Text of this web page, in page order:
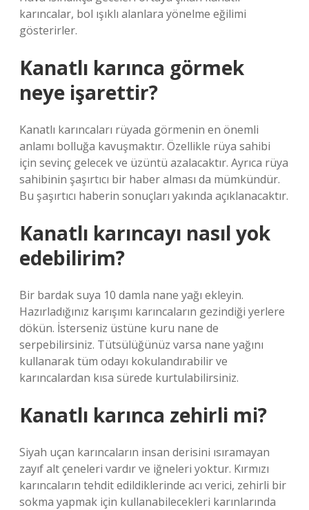
karıncalar, bol ışıklı alanlara yönelme eğilimi
gösterirler.
Kanatlı karınca görmek
neye işarettir?
Kanatlı karıncaları rüyada görmenin en önemli
anlamı bolluğa kavuşmaktır. Özellikle rüya sahibi
için sevinç gelecek ve üzüntü azalacaktır. Ayrıca rüya
sahibinin şaşırtıcı bir haber alması da mümkündür.
Bu şaşırtıcı haberin sonuçları yakında açıklanacaktır.
Kanatlı karıncayı nasıl yok
edebilirim?
Bir bardak suya 10 damla nane yağı ekleyin.
Hazırladığınız karışımı karıncaların gezindiği yerlere
dökün. İsterseniz üstüne kuru nane de
serpebilirsiniz. Tütsülüğünüz varsa nane yağını
kullanarak tüm odayı kokulandırabilir ve
karıncalardan kısa sürede kurtulabilirsiniz.
Kanatlı karınca zehirli mi?
Siyah uçan karıncaların insan derisini ısıramayan
zayıf alt çeneleri vardır ve iğneleri yoktur. Kırmızı
karıncaların tehdit edildiklerinde acı verici, zehirli bir
sokma yapmak için kullanabilecekleri karınlarında